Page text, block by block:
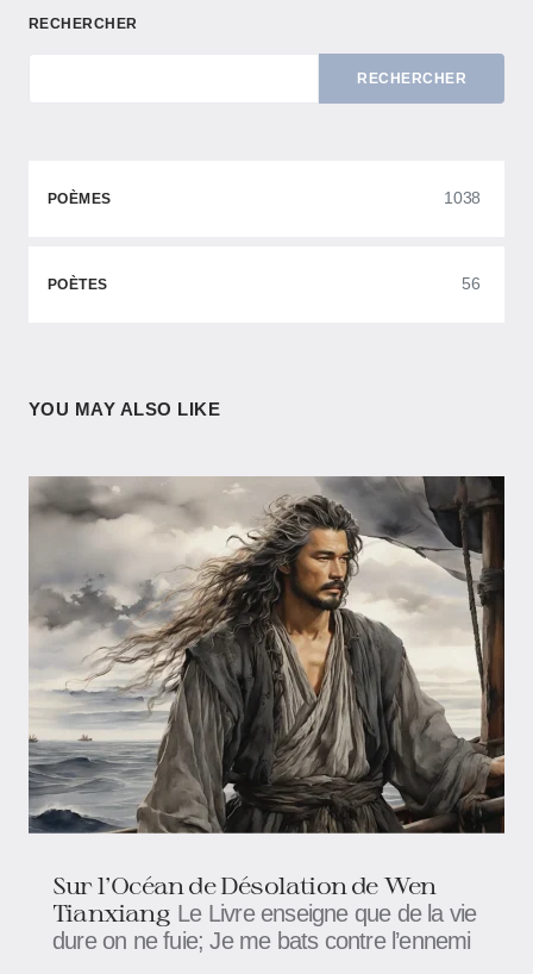
RECHERCHER
RECHERCHER
POÈMES 1038
POÈTES 56
YOU MAY ALSO LIKE
Sur l'Océan de Désolation de Wen
Tianxiang Le Livre enseigne que de la vie
dure on ne fuie; Je me bats contre l’ennemi